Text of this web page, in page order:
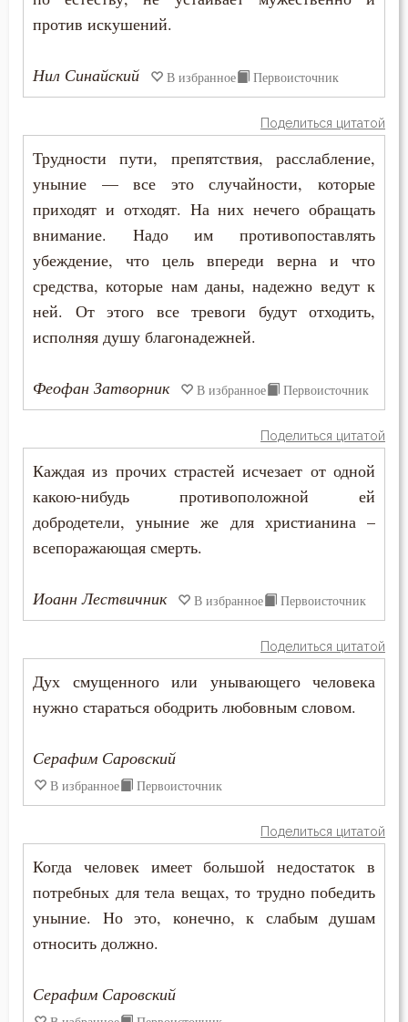
Прошение
Прощение
Псалтирь
Пьянство
Работа
Рабство телесное
Рабы Божии
Радость
Раздражительность
Разум
Рай
Рассуждение
Ревность
Ревность по Богу
Родители
Рождество
Роскошь
против искушений.
Нил Синайский В избранное Первоисточник
Поделиться цитатой
Трудности пути, препятствия, расслабление,
уныние — все это случайности, которые
приходят и отходят. На них нечего обращать
внимание. Надо им противопоставлять
убеждение, что цель впереди верна и что
средства, которые нам даны, надежно ведут к
ней. От этого все тревоги будут отходить,
исполняя душу благонадежней.
Феофан Затворник В избранное Первоисточник
Поделиться цитатой
Каждая из прочих страстей исчезает от одной
какою-нибудь противоположной ей
добродетели, уныние же для христианина –
всепоражающая смерть.
Иоанн Лествичник В избранное Первоисточник
Поделиться цитатой
Дух смущенного или унывающего человека
нужно стараться ободрить любовным словом.
Серафим Саровский
В избранное Первоисточник
Поделиться цитатой
Когда человек имеет большой недостаток в
потребных для тела вещах, то трудно победить
уныние. Но это, конечно, к слабым душам
относить должно.
Серафим Саровский